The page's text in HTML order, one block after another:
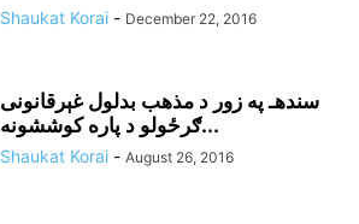
Shaukat Korai - December 22, 2016
سندهـ په زور د مذهب بدلول غېرقانونى
ګرځولو د پاره کوششونه...
Shaukat Korai - August 26, 2016